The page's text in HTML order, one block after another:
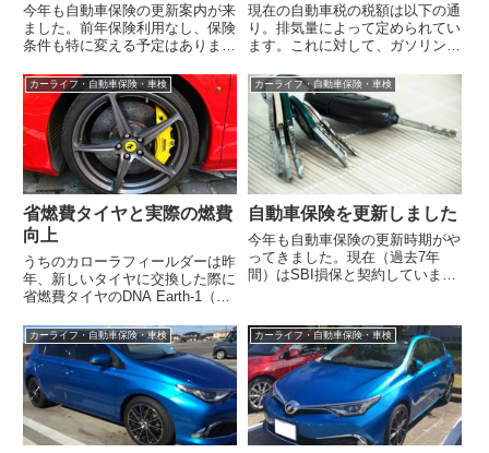
今年も自動車保険の更新案内が来
ました。前年保険利用なし、保険
条件も特に変える予定はありませ
い条件を出してくる損保会社があ
る可能性が...
現在の自動車税の税額は以下の通
り。排気量によって定められてい
ます。これに対して、ガソリン車
加算税が、ディーゼル車は11年
目以降1...
カーライフ・自動車保険・車検
省燃費タイヤと実際の燃費
向上
うちのカローラフィールダーは昨
年、新しいタイヤに交換した際に
省燃費タイヤのDNA Earth-1（ヨ
転職により車通勤から電車通勤
と...
カーライフ・自動車保険・車検
自動車保険を更新しました
今年も自動車保険の更新時期がや
ってきました。現在（過去7年
間）はSBI損保と契約しています
間の保険利...
カーライフ・自動車保険・車検 カーライフ・自動車保険・車検